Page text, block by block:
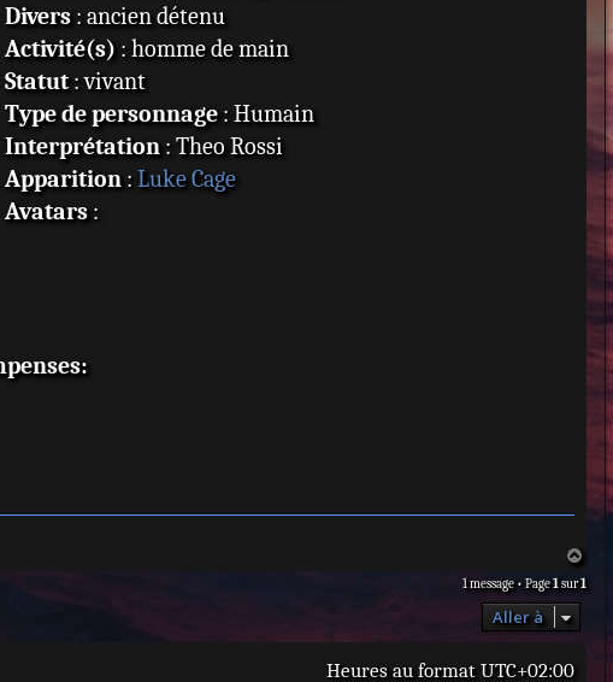
Divers: ancien détenu
Activité(s) : homme de main
Statut: vivant
Type de personnage: Humain
Interprétation: Theo Rossi
Apparition: Luke Cage
Avatars:
u
1 message • Page1sur1
Aller à
Heures au format UTC+02:00